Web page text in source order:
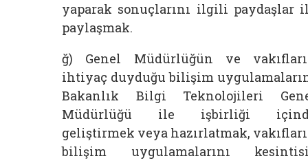
yaparak sonuçlarını ilgili paydaşlar
paylaşmak.
ğ) Genel Müdürlüğün ve
ihtiyaç duyduğu bilişim
Bakanlık Bilgi Teknolojileri
Müdürlüğü ile işbirliği
geliştirmek veya hazırlatmak,
bilişim uygulamalarını